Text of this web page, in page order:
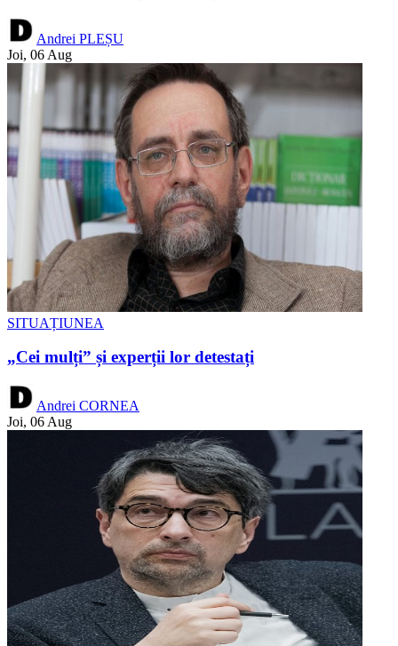
Andrei PLEȘU
Joi, 06 Aug
SITUAȚIUNEA
„Cei mulți” și experții lor detestați
Andrei CORNEA
Joi, 06 Aug